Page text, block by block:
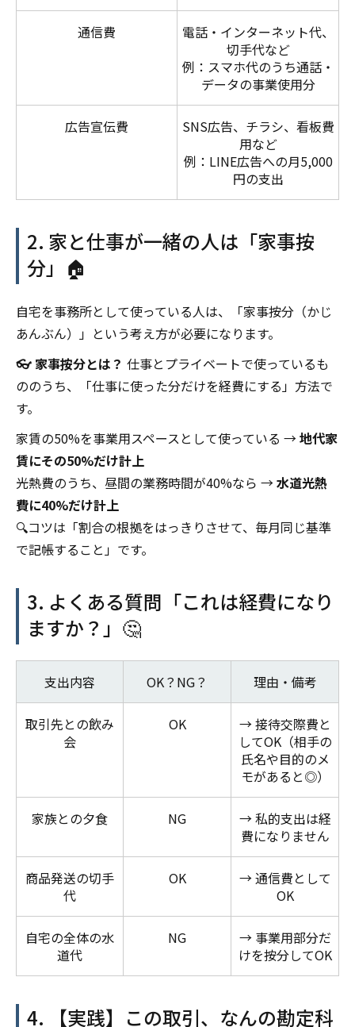
通信費
電話・インターネット代、
切手代など
例：スマホ代のうち通話・
データの事業使用分
広告宣伝費
SNS広告、チラシ、看板費
用など
例：LINE広告への月5,000
円の支出
2. 家と仕事が一緒の人は「家事按
分」🏠
自宅を事務所として使っている人は、「家事按分（かじ
あんぶん）」という考え方が必要になります。
👓 家事按分とは？ 仕事とプライベートで使っているも
ののうち、「仕事に使った分だけを経費にする」方法で
す。
家賃の50%を事業用スペースとして使っている →地代家
賃にその50%だけ計上
光熱費のうち、昼間の業務時間が40%なら →水道光熱
費に40%だけ計上
🔍コツは「割合の根拠をはっきりさせて、毎月同じ基準
で記帳すること」です。
3. よくある質問「これは経費になり
ますか？」🤔
支出内容 OK？NG？ 理由・備考
取引先との飲み
会
OK
→ 接待交際費と
してOK（相手の
氏名や目的のメ
モがあると◎）
家族との夕食 NG
→ 私的支出は経
費になりません
商品発送の切手
代
OK
→ 通信費として
OK
自宅の全体の水
道代
NG
→ 事業用部分だ
けを按分してOK
4. 【実践】この取引、なんの勘定科